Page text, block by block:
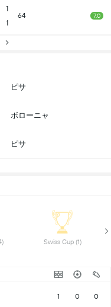
1
1
64 7.0
ピサ
ボローニャ
ピサ
Super League (4) Swiss Cup (1)
1 0 0